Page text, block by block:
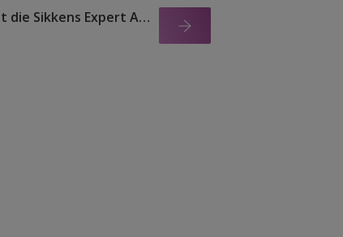
Probiere jetzt die Sikkens Expert App